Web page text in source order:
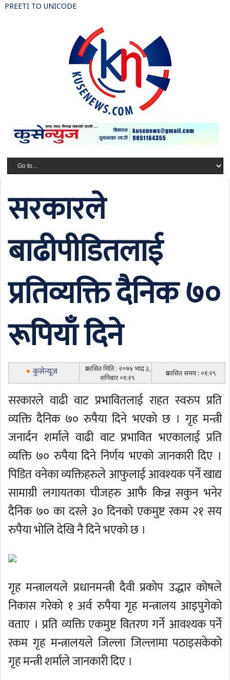
PREETI TO UNICODE
सरकारले
बाढीपीडितलाई
प्रतिव्यक्ति दैनिक ७०
रूपियाँ दिने
कुसेन्यूज
प्रकासित मिति : २०७४ भाद्र ३,
शनिबार ०१:२९
प्रकासित समय : ०१:२९
सरकारले वाढी वाट प्रभावितलाई राहत स्वरुप प्रति
व्यक्ति दैनिक ७० रुपैया दिने भएको छ । गृह मन्त्री
जनार्दन शर्माले वाढी वाट प्रभावित भएकालाई प्रति
व्यक्ति ७० रुपैया दिने निर्णय भएको जानकारी दिए ।
पिडित वनेका व्यक्तिहरुले आफुलाई आवश्यक पर्ने खाद्य
सामाग्री लगायतका चीजहरु आफै किन्न सकुन भनेर
दैनिक ७० का दरले ३० दिनको एकमुष्ट रकम २१ सय
रुपैया भोलि देखि नै दिने भएको छ ।
गृह मन्त्रालयले प्रधानमन्त्री दैवी प्रकोप उद्धार कोषले
निकास गरेको १ अर्व रुपैया गृह मन्त्रालय आइपुगेको
वताए । प्रति व्यक्ति एकमुष्ट वितरण गर्ने आवश्यक पर्ने
रकम गृह मन्त्रालयले जिल्ला जिल्लामा पठाइसकेको
गृह मन्त्री शर्माले जानकारी दिए ।